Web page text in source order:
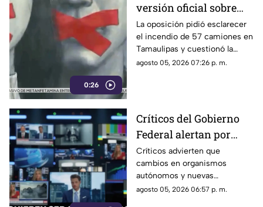
0:26
versión oficial sobre
incendio de 57
camiones en
Tamaulipas
La oposición pidió esclarecer
el incendio de 57 camiones en
Tamaulipas y cuestionó la
versión presentada por las
agosto 05, 2026 07:26 p. m.
Críticos del Gobierno
Federal alertan por
presuntos intentos de
controlar la
información
Críticos advierten que
cambios en organismos
autónomos y nuevas
regulaciones podrían afectar la
agosto 05, 2026 06:57 p. m.